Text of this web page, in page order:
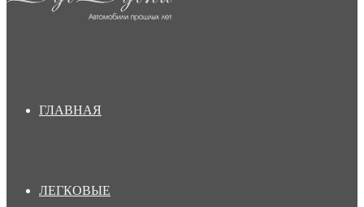
ГЛАВНАЯ
ЛЕГКОВЫЕ